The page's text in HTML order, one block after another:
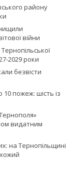
району
війни
2029 роки
безвісти
10 пожеж: шість із
видатним
на Тернопільщині